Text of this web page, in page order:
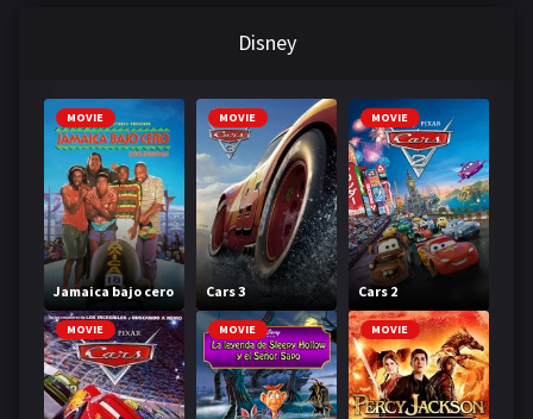
Disney
MOVIE
Jamaica bajo cero
MOVIE
Cars 3
MOVIE
Cars 2
MOVIE MOVIE MOVIE